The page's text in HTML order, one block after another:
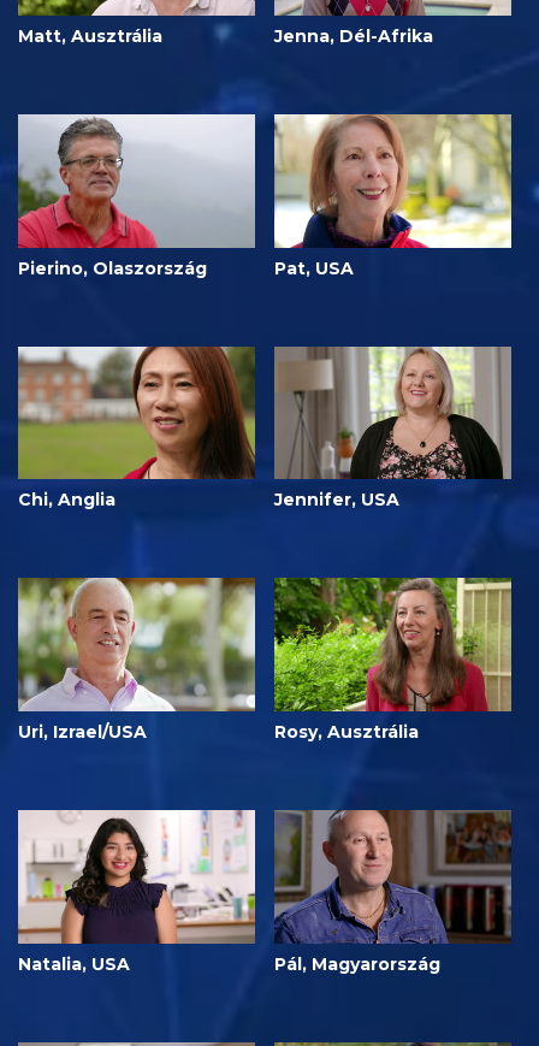
Matt, Ausztrália Jenna, Dél-Afrika
Pierino, Olaszország Pat, USA
Chi, Anglia Jennifer, USA
Uri, Izrael/USA Rosy, Ausztrália
Natalia, USA Pál, Magyarország